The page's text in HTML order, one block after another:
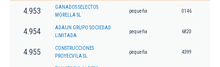
4.953
GANADOS SELECTOS
MORELLA SL
pequeña 0146
4.954
ADAUN GRUPO SOCIEDAD
LIMITADA.
pequeña 6820
4.955
CONSTRUCCIONES
PROYECVILA SL
pequeña 4399